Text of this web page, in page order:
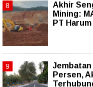
Akhir
Mining:
PT
Persen,